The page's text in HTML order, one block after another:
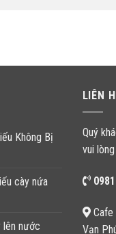
Không Bị
cày nứa
lên nước
LIÊN
Quý
vui
Cafe
Vạn